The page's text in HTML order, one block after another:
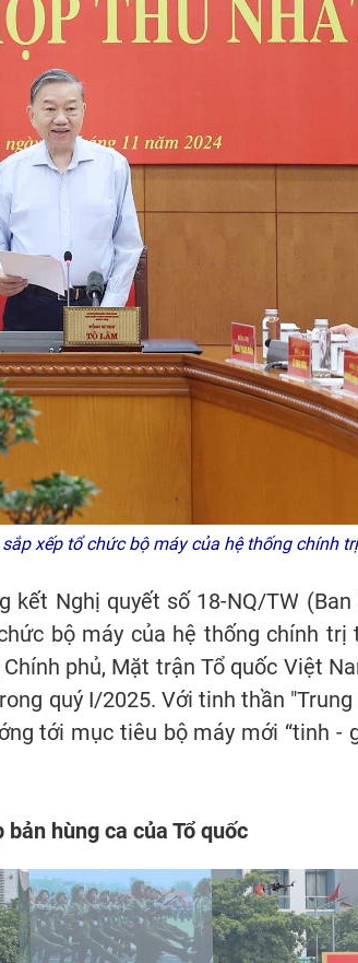
xếp tổ chức bộ máy của hệ thống chính
Nghị quyết số 18-NQ/TW
bộ máy của hệ thống chính trị
phủ, Mặt trận Tổ quốc Việt
quý I/2025. Với tinh thần
tới mục tiêu bộ máy mới “tinh -
hùng ca của Tổ quốc